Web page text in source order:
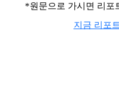
*원문으로 가시면 리포
지금 리포